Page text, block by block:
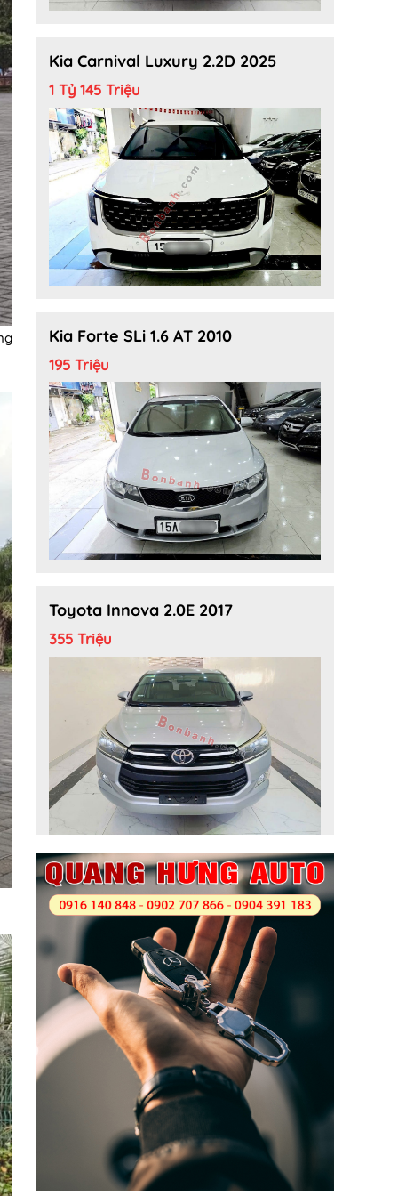
Kia Carnival Luxury 2.2D 2025
1 Tỷ 145 Triệu
Kia Forte SLi 1.6 AT 2010
195 Triệu
Toyota Innova 2.0E 2017
355 Triệu